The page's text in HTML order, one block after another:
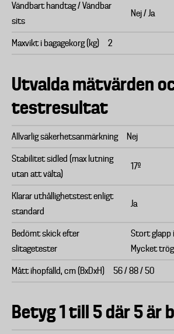
Vändbart handtag / Vändbar
sits
Nej / Ja
Maxvikt i bagagekorg (kg) 2
Utvalda mätvärden
testresultat
Allvarlig säkerhetsanmärkning Nej
Stabilitet sidled (max lutning
utan att välta)
17º
Klarar uthållighetstest enligt
standard
Ja
Bedömt skick efter
slitagetester
Stort glapp
Mycket
Mått ihopfälld, cm (BxDxH) 56 / 88 / 50
Betyg 1 till 5 där 5 är